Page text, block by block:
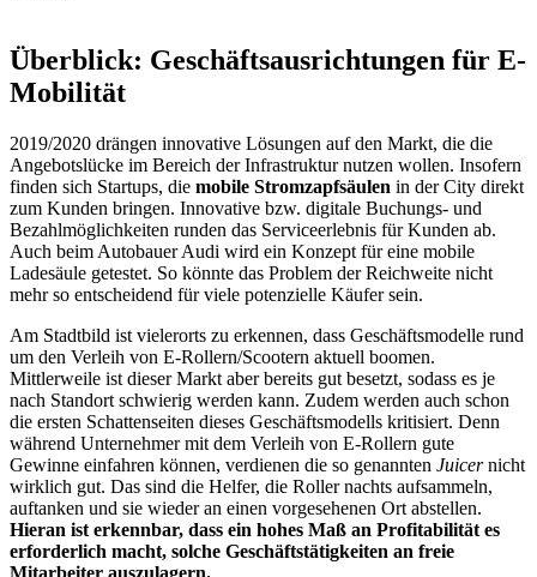
Überblick: Geschäftsausrichtungen für E-
Mobilität
2019/2020 drängen innovative Lösungen auf den Markt, die die
Angebotslücke im Bereich der Infrastruktur nutzen wollen. Insofern
finden sich Startups, die mobile Stromzapfsäulen in der City direkt
zum Kunden bringen. Innovative bzw. digitale Buchungs- und
Bezahlmöglichkeiten runden das Serviceerlebnis für Kunden ab.
Auch beim Autobauer Audi wird ein Konzept für eine mobile
Ladesäule getestet. So könnte das Problem der Reichweite nicht
mehr so entscheidend für viele potenzielle Käufer sein.
Am Stadtbild ist vielerorts zu erkennen, dass Geschäftsmodelle rund
um den Verleih von E-Rollern/Scootern aktuell boomen.
Mittlerweile ist dieser Markt aber bereits gut besetzt, sodass es je
nach Standort schwierig werden kann. Zudem werden auch schon
die ersten Schattenseiten dieses Geschäftsmodells kritisiert. Denn
während Unternehmer mit dem Verleih von E-Rollern gute
Gewinne einfahren können, verdienen die so genannten Juicernicht
wirklich gut. Das sind die Helfer, die Roller nachts aufsammeln,
auftanken und sie wieder an einen vorgesehenen Ort abstellen.
Hieran ist erkennbar, dass ein hohes Maß an Profitabilität es
erforderlich macht, solche Geschäftstätigkeiten an freie